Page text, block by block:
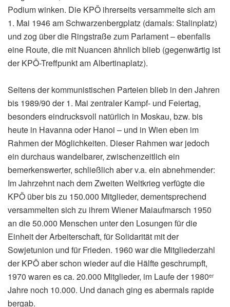
Podium winken. Die KPÖ ihrerseits versammelte sich am
1. Mai 1946 am Schwarzenbergplatz (damals: Stalinplatz)
und zog über die Ringstraße zum Parlament – ebenfalls
eine Route, die mit Nuancen ähnlich blieb (gegenwärtig ist
der KPÖ-Treffpunkt am Albertinaplatz).
Seitens der kommunistischen Parteien blieb in den Jahren
bis 1989/90 der 1. Mai zentraler Kampf- und Feiertag,
besonders eindrucksvoll natürlich in Moskau, bzw. bis
heute in Havanna oder Hanoi – und in Wien eben im
Rahmen der Möglichkeiten. Dieser Rahmen war jedoch
ein durchaus wandelbarer, zwischenzeitlich ein
bemerkenswerter, schließlich aber v.a. ein abnehmender:
Im Jahrzehnt nach dem Zweiten Weltkrieg verfügte die
KPÖ über bis zu 150.000 Mitglieder, dementsprechend
versammelten sich zu ihrem Wiener Maiaufmarsch 1950
an die 50.000 Menschen unter den Losungen für die
Einheit der Arbeiterschaft, für Solidarität mit der
Sowjetunion und für Frieden. 1960 war die Mitgliederzahl
der KPÖ aber schon wieder auf die Hälfte geschrumpft,
1970 waren es ca. 20.000 Mitglieder, im Laufe der 1980er
Jahre noch 10.000. Und danach ging es abermals rapide
bergab.